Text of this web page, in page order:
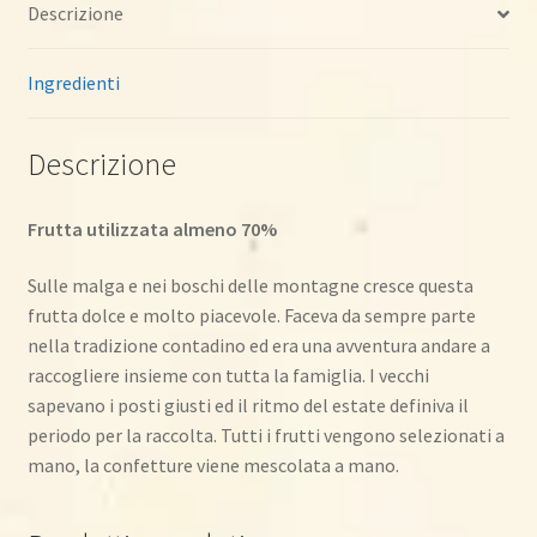
Descrizione
Ingredienti
Descrizione
Frutta utilizzata almeno 70%
Sulle malga e nei boschi delle montagne cresce questa
frutta dolce e molto piacevole. Faceva da sempre parte
nella tradizione contadino ed era una avventura andare a
raccogliere insieme con tutta la famiglia. I vecchi
sapevano i posti giusti ed il ritmo del estate definiva il
periodo per la raccolta. Tutti i frutti vengono selezionati a
mano, la confetture viene mescolata a mano.